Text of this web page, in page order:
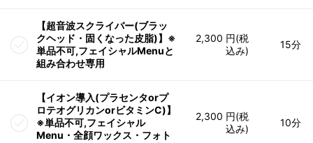
【超音波スクライバー(ブラッ
クヘッド・固くなった皮脂)】※
単品不可,フェイシャルMenuと
組み合わせ専用
2,300 円(税
込み)
15分
【イオン導入(プラセンタorプ
ロテオグリカンorビタミンC)】
※単品不可,フェイシャル
Menu・全顔ワックス・フォト
2,300 円(税
込み)
10分